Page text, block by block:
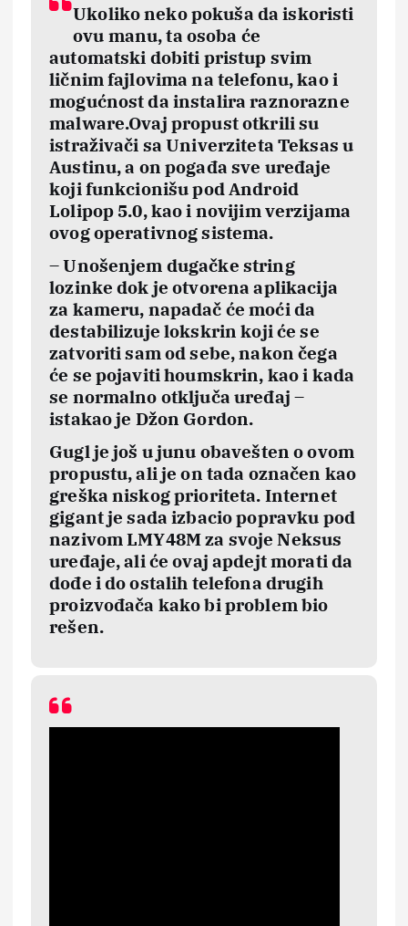
Ukoliko neko pokuša da iskoristi
ovu manu, ta osoba će
automatski dobiti pristup svim
ličnim fajlovima na telefonu, kao i
mogućnost da instalira raznorazne
malware.Ovaj propust otkrili su
istraživači sa Univerziteta Teksas u
Austinu, a on pogađa sve uređaje
koji funkcionišu pod Android
Lolipop 5.0, kao i novijim verzijama
ovog operativnog sistema.
– Unošenjem dugačke string
lozinke dok je otvorena aplikacija
za kameru, napadač će moći da
destabilizuje lokskrin koji će se
zatvoriti sam od sebe, nakon čega
će se pojaviti houmskrin, kao i kada
se normalno otključa uređaj –
istakao je Džon Gordon.
Gugl je još u junu obavešten o ovom
propustu, ali je on tada označen kao
greška niskog prioriteta. Internet
gigant je sada izbacio popravku pod
nazivom LMY48M za svoje Neksus
uređaje, ali će ovaj apdejt morati da
dođe i do ostalih telefona drugih
proizvođača kako bi problem bio
rešen.